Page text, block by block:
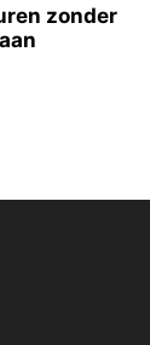
zonder